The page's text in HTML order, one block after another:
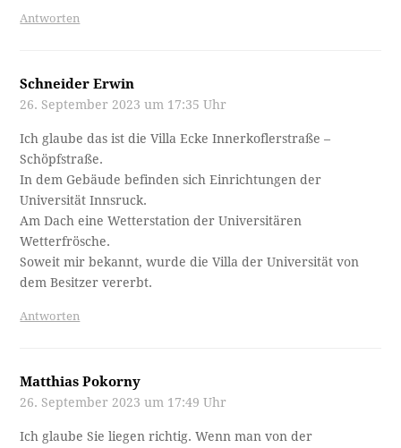
Antworten
Schneider Erwin
26. September 2023 um 17:35 Uhr
Ich glaube das ist die Villa Ecke Innerkoflerstraße –
Schöpfstraße.
In dem Gebäude befinden sich Einrichtungen der
Universität Innsruck.
Am Dach eine Wetterstation der Universitären
Wetterfrösche.
Soweit mir bekannt, wurde die Villa der Universität von
dem Besitzer vererbt.
Antworten
Matthias Pokorny
26. September 2023 um 17:49 Uhr
Ich glaube Sie liegen richtig. Wenn man von der